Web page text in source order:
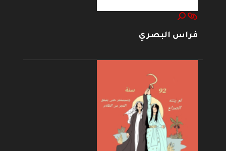
فراس البصري